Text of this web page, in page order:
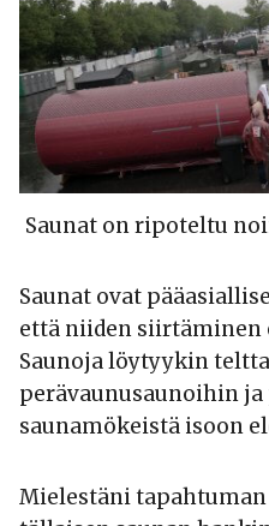
Saunat on ripoteltu
Saunat ovat
että niiden siirtäminen
Saunoja löytyykin
perävaunusaunoihin
saunamökeistä isoon
Mielestäni